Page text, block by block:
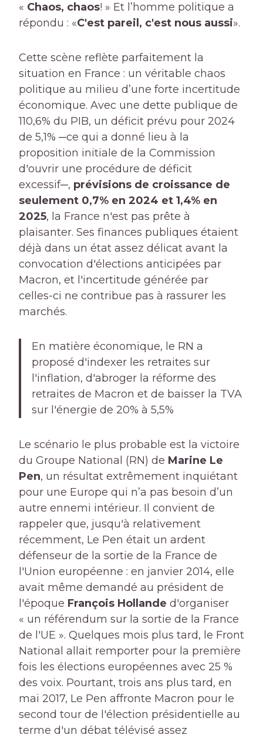
« Chaos, chaos! » Et l’homme politique a
répondu : «C'est pareil, c'est nous aussi».
Cette scène reflète parfaitement la
situation en France : un véritable chaos
politique au milieu d’une forte incertitude
économique. Avec une dette publique de
110,6% du PIB, un déficit prévu pour 2024
de 5,1% ─ce qui a donné lieu à la
proposition initiale de la Commission
d'ouvrir une procédure de déficit
excessif─, prévisions de croissance de
seulement 0,7% en 2024 et 1,4% en
2025, la France n'est pas prête à
plaisanter. Ses finances publiques étaient
déjà dans un état assez délicat avant la
convocation d'élections anticipées par
Macron, et l'incertitude générée par
celles-ci ne contribue pas à rassurer les
marchés.
En matière économique, le RN a
proposé d'indexer les retraites sur
l'inflation, d'abroger la réforme des
retraites de Macron et de baisser la TVA
sur l'énergie de 20% à 5,5%
Le scénario le plus probable est la victoire
du Groupe National (RN) de Marine Le
Pen, un résultat extrêmement inquiétant
pour une Europe qui n’a pas besoin d’un
autre ennemi intérieur. Il convient de
rappeler que, jusqu'à relativement
récemment, Le Pen était un ardent
défenseur de la sortie de la France de
l'Union européenne : en janvier 2014, elle
avait même demandé au président de
l'époque François Hollande d'organiser
« un référendum sur la sortie de la France
de l'UE ». Quelques mois plus tard, le Front
National allait remporter pour la première
fois les élections européennes avec 25 %
des voix. Pourtant, trois ans plus tard, en
mai 2017, Le Pen affronte Macron pour le
second tour de l'élection présidentielle au
terme d'un débat télévisé assez